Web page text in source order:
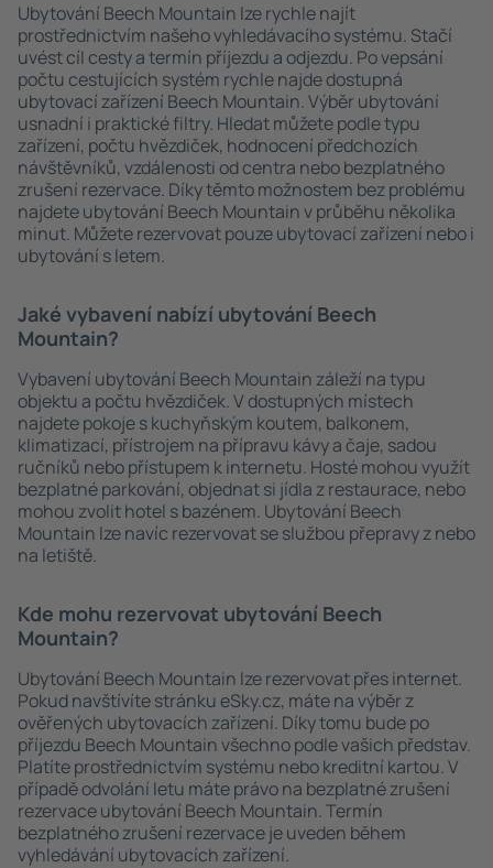
Ubytování Beech Mountain lze rychle najít
prostřednictvím našeho vyhledávacího systému. Stačí
uvést cíl cesty a termín příjezdu a odjezdu. Po vepsání
počtu cestujících systém rychle najde dostupná
ubytovací zařízení Beech Mountain. Výběr ubytování
usnadní i praktické filtry. Hledat můžete podle typu
zařízení, počtu hvězdiček, hodnocení předchozích
návštěvníků, vzdálenosti od centra nebo bezplatného
zrušení rezervace. Díky těmto možnostem bez problému
najdete ubytování Beech Mountain v průběhu několika
minut. Můžete rezervovat pouze ubytovací zařízení nebo i
ubytování s letem.
Jaké vybavení nabízí ubytování Beech
Mountain?
Vybavení ubytování Beech Mountain záleží na typu
objektu a počtu hvězdiček. V dostupných místech
najdete pokoje s kuchyňským koutem, balkonem,
klimatizací, přístrojem na přípravu kávy a čaje, sadou
ručníků nebo přístupem k internetu. Hosté mohou využít
bezplatné parkování, objednat si jídla z restaurace, nebo
mohou zvolit hotel s bazénem. Ubytování Beech
Mountain lze navíc rezervovat se službou přepravy z nebo
na letiště.
Kde mohu rezervovat ubytování Beech
Mountain?
Ubytování Beech Mountain lze rezervovat přes internet.
Pokud navštívíte stránku eSky.cz, máte na výběr z
ověřených ubytovacích zařízení. Díky tomu bude po
příjezdu Beech Mountain všechno podle vašich představ.
Platíte prostřednictvím systému nebo kreditní kartou. V
případě odvolání letu máte právo na bezplatné zrušení
rezervace ubytování Beech Mountain. Termín
bezplatného zrušení rezervace je uveden během
vyhledávání ubytovacích zařízení.